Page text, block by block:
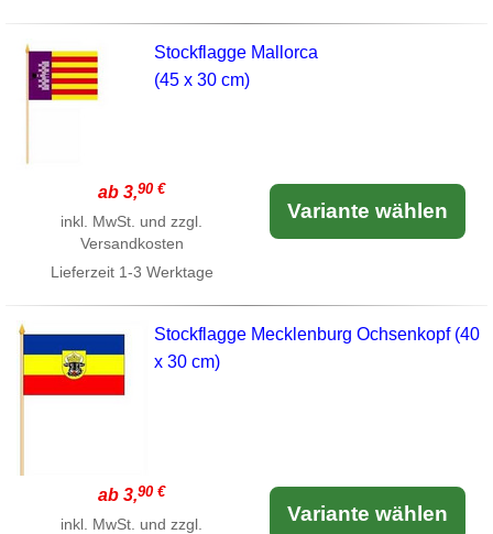
Stockflagge Mallorca
(45 x 30 cm)
ab 3,90 €
inkl. MwSt. und zzgl.
Versandkosten
Lieferzeit 1-3 Werktage
Variante wählen
Stockflagge Mecklenburg Ochsenkopf (40
x 30 cm)
ab 3,90 €
inkl. MwSt. und zzgl.
Variante wählen